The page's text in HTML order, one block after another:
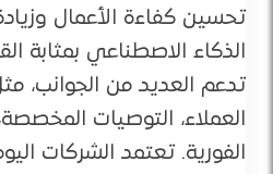
تحسين كفاءة الأعمال
الذكاء الاصطناعي بمثابة
تدعم العديد من الجوانب،
العملاء، التوصيات
الفورية. تعتمد الشركات